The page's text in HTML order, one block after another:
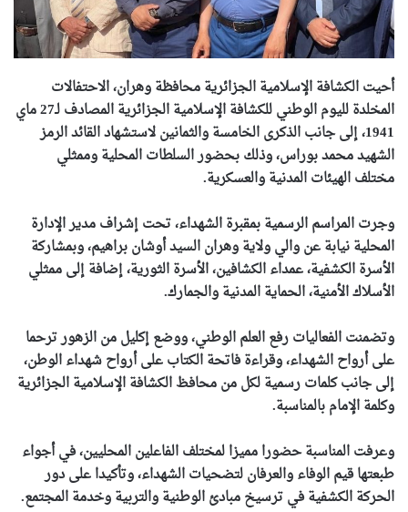
أحيت الكشافة الإسلامية الجزائرية محافظة وهران، الاحتفالات
المخلدة لليوم الوطني للكشافة الإسلامية الجزائرية المصادف لـ27 ماي
1941، إلى جانب الذكرى الخامسة والثمانين لاستشهاد القائد الرمز
الشهيد محمد بوراس، وذلك بحضور السلطات المحلية وممثلي
مختلف الهيئات المدنية والعسكرية.
وجرت المراسم الرسمية بمقبرة الشهداء، تحت إشراف مدير الإدارة
المحلية نيابة عن والي ولاية وهران السيد أوشان براهيم، وبمشاركة
الأسرة الكشفية، عمداء الكشافين، الأسرة الثورية، إضافة إلى ممثلي
الأسلاك الأمنية، الحماية المدنية والجمارك.
وتضمنت الفعاليات رفع العلم الوطني، ووضع إكليل من الزهور ترحما
على أرواح الشهداء، وقراءة فاتحة الكتاب على أرواح شهداء الوطن،
إلى جانب كلمات رسمية لكل من محافظ الكشافة الإسلامية الجزائرية
وكلمة الإمام بالمناسبة.
وعرفت المناسبة حضورا مميزا لمختلف الفاعلين المحليين، في أجواء
طبعتها قيم الوفاء والعرفان لتضحيات الشهداء، وتأكيدا على دور
الحركة الكشفية في ترسيخ مبادئ الوطنية والتربية وخدمة المجتمع.